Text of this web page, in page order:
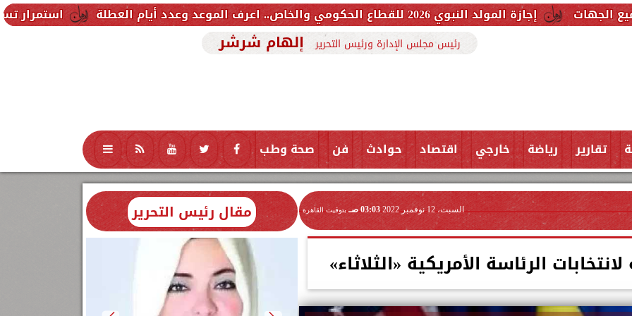
استمرار تسجيل رغبات إجازة المولد النبوي 2026 للقطاع الحكومي والخاص.. اعرف الموعد وعدد أيام العطلة
رئيس مجلس الإدارة ورئيس التحرير إلهام شرشر
تقارير رياضة خارجي اقتصاد حوادث فن صحة وطب تكنولوجيا منوعات محافظات
السبت، 12 نوفمبر 2022 03:03 صـ بتوقيت القاهرة
الرئاسة الأمريكية «الثلاثاء»
مقال رئيس التحرير